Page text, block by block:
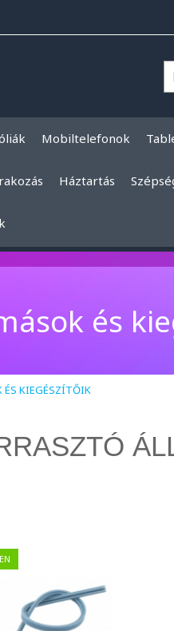
Mobiltelefonok
Háztartás
és
ÉS KIEGÉSZÍTŐIK